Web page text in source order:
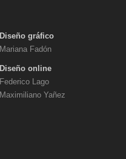
Diseño gráfico
Mariana Fadón
Diseño online
Federico Lago
Maximiliano Yañez